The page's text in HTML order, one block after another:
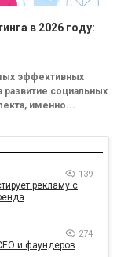
в 2026 году:
эффективных
социальных
именно...
139
рекламу с
274
и фаундеров